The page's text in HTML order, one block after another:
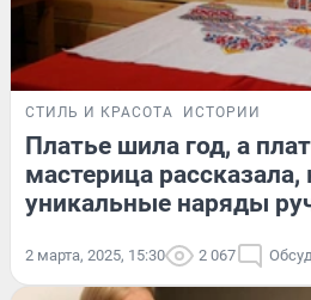
СТИЛЬ И КРАСОТА ИСТОРИИ
Платье шила год, а
мастерица рассказала,
уникальные наряды
2 марта, 2025, 15:30 2 067